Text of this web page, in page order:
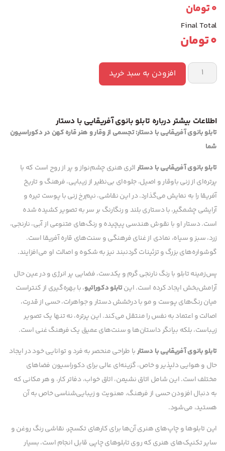
0تومان
Final Total
0تومان
افزودن به سبد خرید
اطلاعات بیشتر درباره تابلو بانوی آفریقایی با دستار
تابلو بانوی آفریقایی با دستار: تجسمی از وقار و هنر قاره کهن در دکوراسیون
شما
تابلو بانوی آفریقایی با دستاراثری هنری چشم‌نواز و پر از روح است که با
پرتره‌ای از زنی باوقار و اصیل، جلوه‌ای بی‌نظیر از زیبایی، فرهنگ و تاریخ
آفریقا را به نمایش می‌گذارد. در این نقاشی، نیم‌رخ زنی با پوست تیره و
آرایشی چشمگیر، با دستاری بلند و رنگارنگ بر سر به تصویر کشیده شده
است. دستار او با نقوش هندسی پیچیده و رنگ‌های متنوعی از آبی، نارنجی،
زرد، سبز و سیاه، نمادی از غنای فرهنگی و سنت‌های قاره آفریقا است.
گوشواره‌های بزرگ و تزئینات گردنبند نیز به شکوه و اصالت او می‌افزایند.
پس‌زمینه تابلو با رنگ نارنجی گرم و یکدست، فضایی پر انرژی و در عین حال
آرامش‌بخش ایجاد کرده است. اینتابلو دکوراتیو، با بهره‌گیری از کنتراست
میان رنگ‌های پوست و مو با درخشش دستار و جواهرات، حسی از قدرت،
اصالت و اعتماد به نفس را منتقل می‌کند. این پرتره، نه تنها یک تصویر
زیباست، بلکه بیانگر داستان‌ها و سنت‌های عمیق یک فرهنگ غنی است.
تابلو بانوی آفریقایی با دستاربا طراحی منحصر به فرد و توانایی خود در ایجاد
حال و هوایی دلپذیر و خاص، گزینه‌ای عالی برای دکوراسیون فضاهای
مختلف است. این شامل اتاق نشیمن، اتاق خواب، دفاتر کار، و هر مکانی که
به دنبال افزودن حسی از فرهنگ، معنویت و زیبایی‌شناسی خاص به آن
هستید، می‌شود.
این تابلوها و چاپ‌های هنری آن‌ها برای کارهای تکسچر، نقاشی رنگ روغن و
سایر تکنیک‌های هنری که روی تابلوهای چاپی قابل انجام است، بسیار